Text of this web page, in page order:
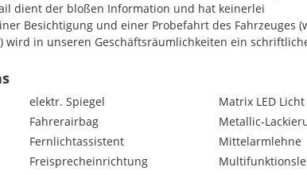
dient der bloßen Information und hat keinerlei
Besichtigung und einer Probefahrt des Fahrzeuges
wird in unseren Geschäftsräumlichkeiten ein
elektr. Spiegel
Fahrerairbag
Fernlichtassistent
Freisprecheinrichtung
Matrix LED Licht
Metallic-
Mittelarmlehne